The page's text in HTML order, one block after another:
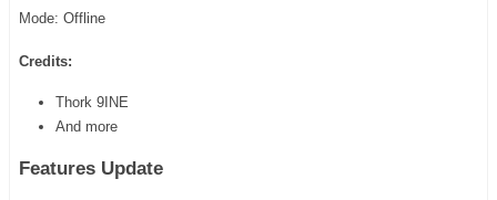
Mode: Offline
Credits:
Thork 9INE
And more
Features Update